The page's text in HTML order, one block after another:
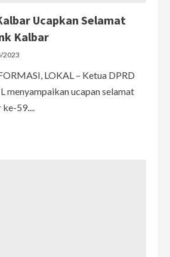
Ucapkan Selamat
Kalbar
2023
LOKAL – Ketua DPRD
menyampaikan ucapan selamat
59....